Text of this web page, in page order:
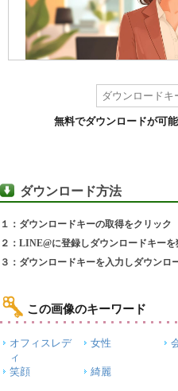
無料でダウンロードが可能
ダウンロード方法
１：ダウンロードキーの取得をクリック
２：LINE@に登録しダウンロードキーを
３：ダウンロードキーを入力しダウンロ
この画像のキーワード
オフィスレデ
ィ
女性
笑顔 綺麗